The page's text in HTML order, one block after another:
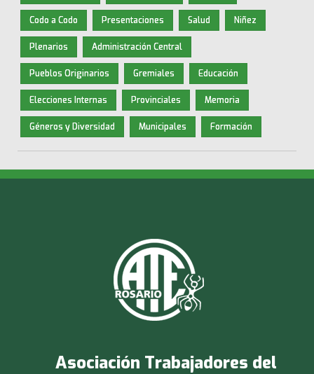
Codo a Codo Presentaciones Salud Niñez
Plenarios Administración Central
Pueblos Originarios Gremiales Educación
Elecciones Internas Provinciales Memoria
Géneros y Diversidad Municipales Formación
Asociación Trabajadores del